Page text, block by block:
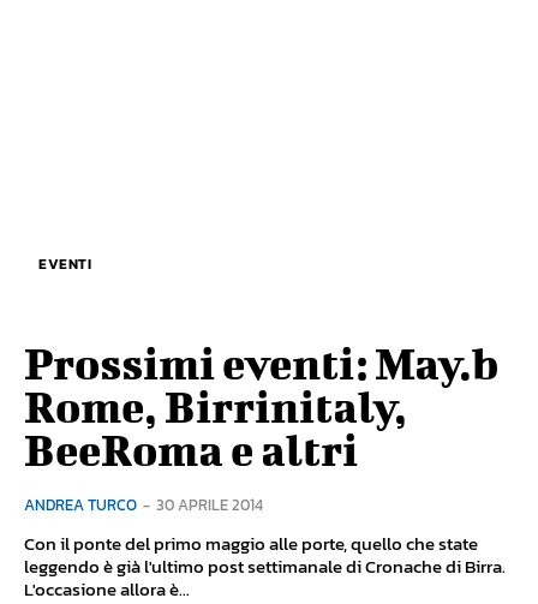
EVENTI
Prossimi eventi: May.b
Rome, Birrinitaly,
BeeRoma e altri
ANDREA TURCO - 30 APRILE 2014
Con il ponte del primo maggio alle porte, quello che state
leggendo è già l'ultimo post settimanale di Cronache di Birra.
L'occasione allora è...